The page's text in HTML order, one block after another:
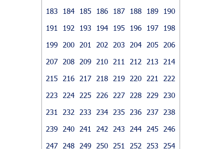
183
184 185 186 187 188 189
190
191
192 193 194 195 196 197
198
199
200 201 202 203 204 205
206
207
208 209 210 211 212 213
214
215
216 217 218 219 220 221
222
223
224 225 226 227 228 229
230
231
232 233 234 235 236 237
238
239
240 241 242 243 244 245
246
247
248 249 250 251 252 253
254